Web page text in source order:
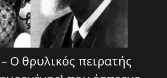
Ο θρυλικός πειρατής